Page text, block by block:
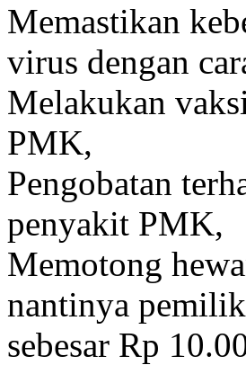
Memastikan
virus dengan
Melakukan
PMK,
Pengobatan
penyakit PMK,
Memotong
nantinya
sebesar Rp